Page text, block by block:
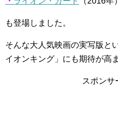
も登場しました。
そんな大人気映画の実写版と
イオンキング」にも期待が高
スポンサ